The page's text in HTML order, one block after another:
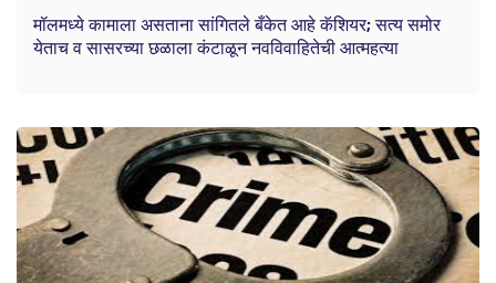
मॉलमध्ये कामाला असताना सांगितले बँकेत आहे कॅशियर; सत्य समोर
येताच व सासरच्या छळाला कंटाळून नवविवाहितेची आत्महत्या